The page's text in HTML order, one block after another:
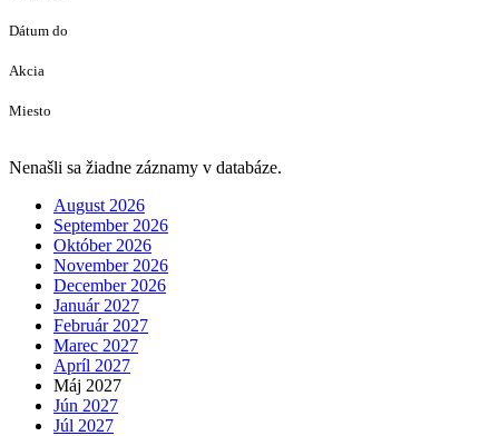
Dátum do
Akcia
Miesto
Nenašli sa žiadne záznamy v databáze.
August 2026
September 2026
Október 2026
November 2026
December 2026
Január 2027
Február 2027
Marec 2027
Apríl 2027
Máj 2027
Jún 2027
Júl 2027